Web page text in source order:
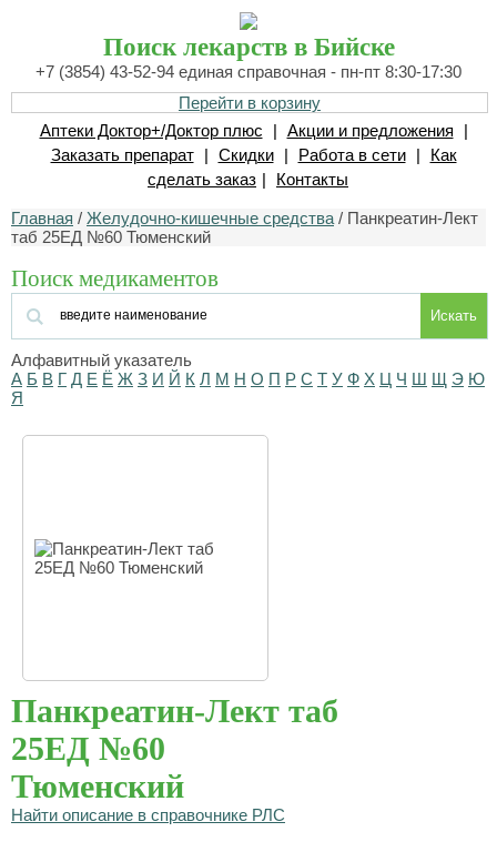
Поиск лекарств в Бийске
+7 (3854) 43-52-94 единая справочная - пн-пт 8:30-17:30
Перейти в корзину
Аптеки Доктор+/Доктор плюс
| Акции и предложения
|
Заказать препарат
| Скидки | Работа в сети |
Как
сделать заказ | Контакты
Главная / Желудочно-кишечные средства / Панкреатин-Лект
таб 25ЕД №60 Тюменский
Поиск медикаментов
Искать
Алфавитный указатель
А Б В Г Д Е Ё Ж З И Й К Л М Н О П Р С Т У Ф Х Ц Ч Ш Щ Э Ю
Я
Панкреатин-Лект таб
25ЕД №60
Тюменский
Найти описание в справочнике РЛС